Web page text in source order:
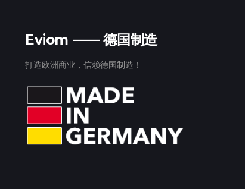
Eviom —— 德国制造
打造欧洲商业，信赖德国制造！